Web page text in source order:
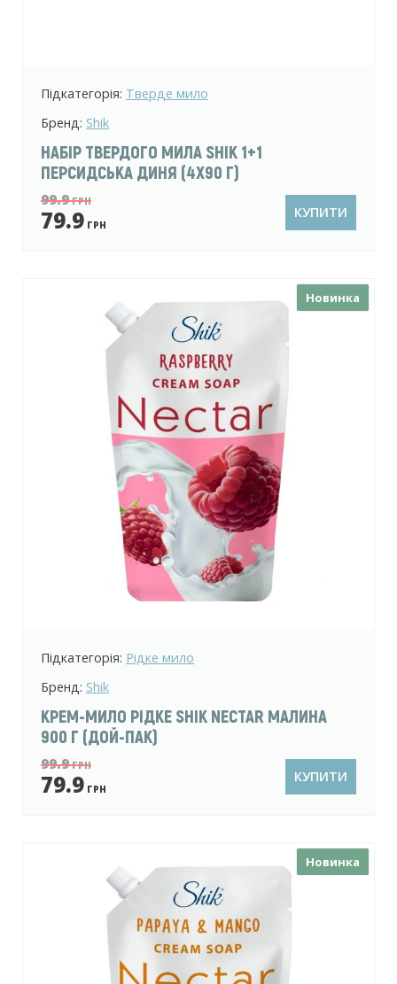
Підкатегорія: Тверде мило
Бренд: Shik
НАБІР ТВЕРДОГО МИЛА SHIK 1+1
ПЕРСИДСЬКА ДИНЯ (4Х90 Г)
99.9ГРН
79.9 ГРН
КУПИТИ
Новинка
Підкатегорія: Рідке мило
Бренд: Shik
КРЕМ-МИЛО РІДКЕ SHIK NECTAR МАЛИНА
900 Г (ДОЙ-ПАК)
99.9ГРН
79.9 ГРН
КУПИТИ
Новинка